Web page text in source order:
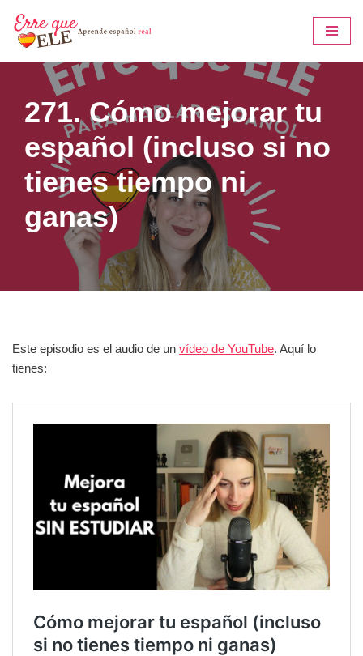
Saltar
al
contenido
271. Cómo mejorar tu
español (incluso si no
tienes tiempo ni
ganas)
Este episodio es el audio de un vídeo de YouTube. Aquí lo
tienes: